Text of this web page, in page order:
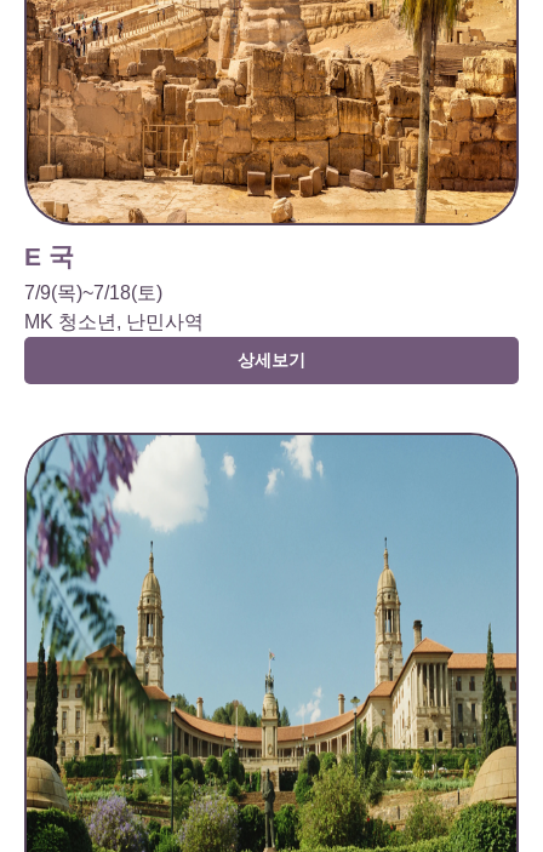
E 국
7/9(목)~7/18(토)
MK 청소년, 난민사역
상세보기